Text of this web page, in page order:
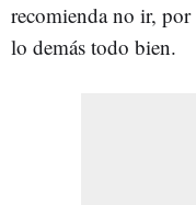
recomienda no ir,
lo demás todo bien.